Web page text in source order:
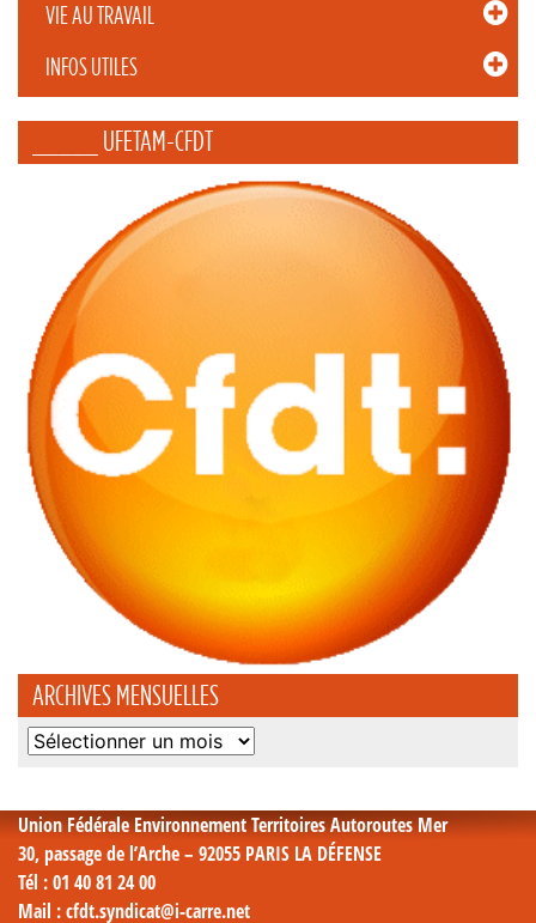
VIE AU TRAVAIL
INFOS UTILES
_____ UFETAM-CFDT
ARCHIVES MENSUELLES
Archives
Union Fédérale Environnement Territoires Autoroutes Mer
30, passage de l’Arche – 92055 PARIS LA DÉFENSE
Tél : 01 40 81 24 00
Mail : cfdt.syndicat@i-carre.net